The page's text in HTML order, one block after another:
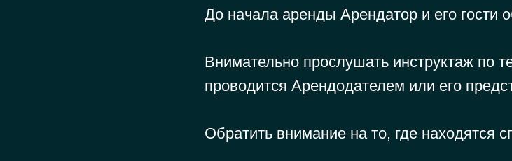
До начала аренды Арендатор и его гости
Внимательно прослушать инструктаж по
проводится Арендодателем или его
Обратить внимание на то, где находятся